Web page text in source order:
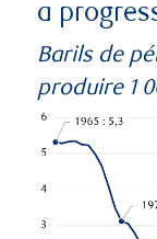
a
Barils de
produire 1